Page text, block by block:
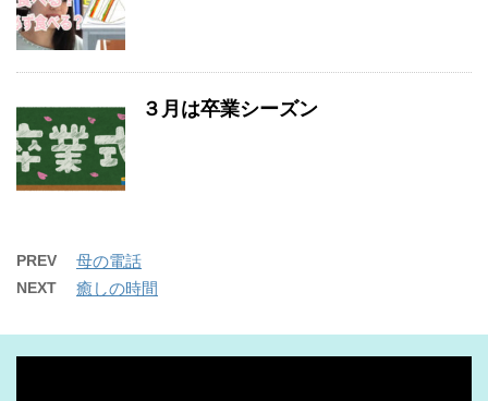
３月は卒業シーズン
PREV 母の電話
NEXT 癒しの時間